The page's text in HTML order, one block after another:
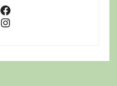
Facebook
Instagram